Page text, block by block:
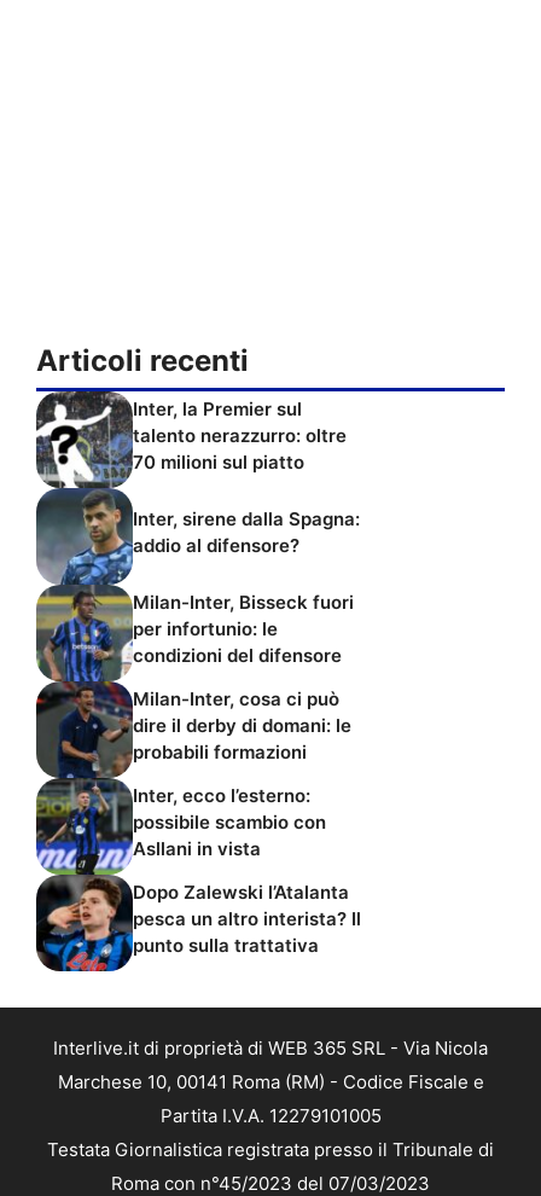
Articoli recenti
Inter, la Premier sul
talento nerazzurro: oltre
70 milioni sul piatto
Inter, sirene dalla Spagna:
addio al difensore?
Milan-Inter, Bisseck fuori
per infortunio: le
condizioni del difensore
Milan-Inter, cosa ci può
dire il derby di domani: le
probabili formazioni
Inter, ecco l’esterno:
possibile scambio con
Asllani in vista
Dopo Zalewski l’Atalanta
pesca un altro interista? Il
punto sulla trattativa
Interlive.it di proprietà di WEB 365 SRL - Via Nicola
Marchese 10, 00141 Roma (RM) - Codice Fiscale e
Partita I.V.A. 12279101005
Testata Giornalistica registrata presso il Tribunale di
Roma con n°45/2023 del 07/03/2023